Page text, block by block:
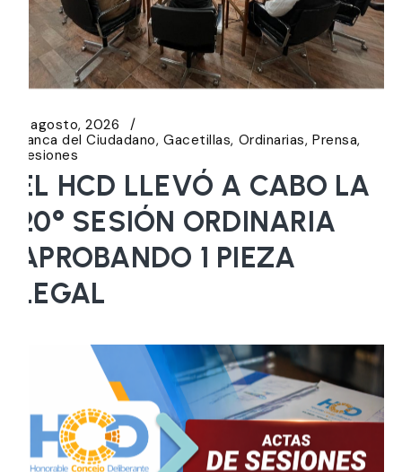
6 agosto, 2026
Banca del Ciudadano Gacetillas Ordinarias Prensa
Sesiones
EL HCD LLEVÓ A CABO LA
20° SESIÓN ORDINARIA
APROBANDO 1 PIEZA
LEGAL